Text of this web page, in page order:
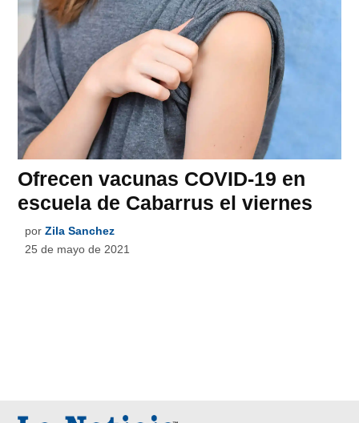
Ofrecen vacunas COVID-19 en
escuela de Cabarrus el viernes
por Zila Sanchez
25 de mayo de 2021